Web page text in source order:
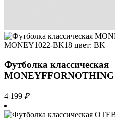
Футболка классическая
MONEYFFORNOTHING
4 199 ₽